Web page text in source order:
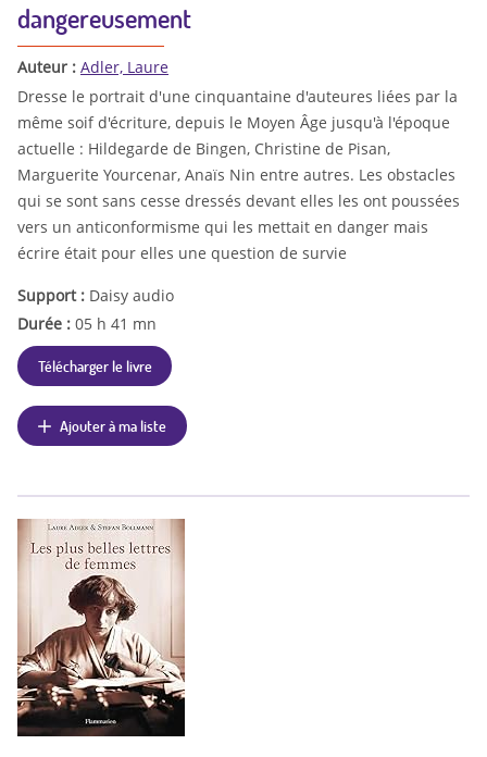
dangereusement
Auteur : Adler, Laure
Dresse le portrait d'une cinquantaine d'auteures liées par la
même soif d'écriture, depuis le Moyen Âge jusqu'à l'époque
actuelle : Hildegarde de Bingen, Christine de Pisan,
Marguerite Yourcenar, Anaïs Nin entre autres. Les obstacles
qui se sont sans cesse dressés devant elles les ont poussées
vers un anticonformisme qui les mettait en danger mais
écrire était pour elles une question de survie
Support : Daisy audio
Durée : 05 h 41 mn
Télécharger le livre
Ajouter à ma liste